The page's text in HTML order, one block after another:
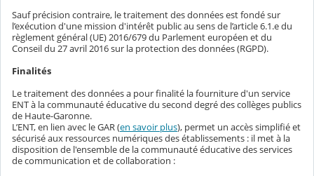
Sauf précision contraire, le traitement des données est fondé sur
l’exécution d'une mission d'intérêt public au sens de l’article 6.1.e du
règlement général (UE) 2016/679 du Parlement européen et du
Conseil du 27 avril 2016 sur la protection des données (RGPD).
Finalités
Le traitement des données a pour finalité la fourniture d'un service
ENT à la communauté éducative du second degré des collèges publics
de Haute-Garonne.
L’ENT, en lien avec le GAR (en savoir plus), permet un accès simplifié et
sécurisé aux ressources numériques des établissements : il met à la
disposition de l'ensemble de la communauté éducative des services
de communication et de collaboration :